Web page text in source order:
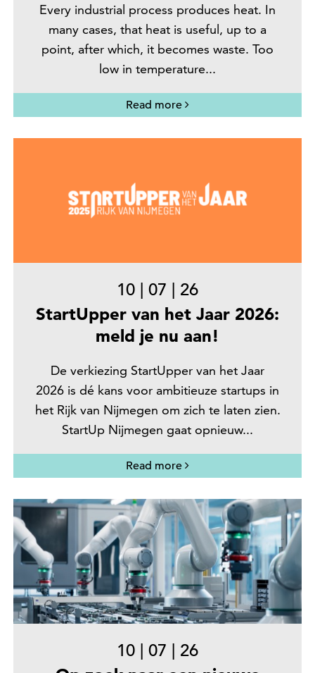
Every industrial process produces heat. In
many cases, that heat is useful, up to a
point, after which, it becomes waste. Too
low in temperature...
Read more
10 | 07 | 26
StartUpper van het Jaar 2026:
meld je nu aan!
De verkiezing StartUpper van het Jaar
2026 is dé kans voor ambitieuze startups in
het Rijk van Nijmegen om zich te laten zien.
StartUp Nijmegen gaat opnieuw...
Read more
10 | 07 | 26